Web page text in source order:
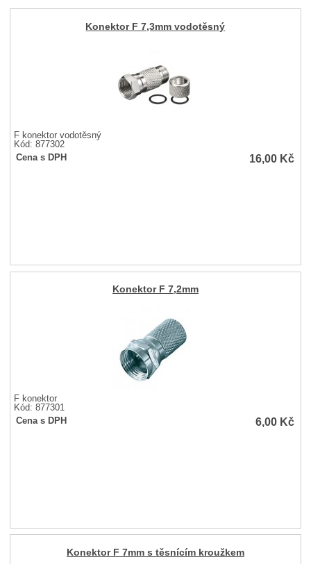
Konektor F 7,3mm vodotěsný
F konektor vodotěsný
Kód: 877302
Cena s DPH
16,00 Kč
Konektor F 7,2mm
F konektor
Kód: 877301
Cena s DPH
6,00 Kč
Konektor F 7mm s těsnícím kroužkem